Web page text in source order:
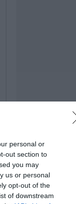
personal or
out section to
you may
us or personal
opt-out of the
of downstream
σύγκρουση
Ράγισαν καρδιές
τελευταίο
στον 36χρονο
επιχειρηματία
07.08.2026 | 19:10